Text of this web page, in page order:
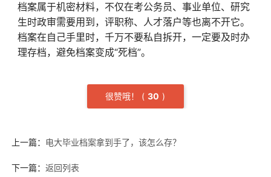
档案属于机密材料，不仅在考公务员、事业单位、研究
生时政审需要用到，评职称、人才落户等也离不开它。
档案在自己手里时，千万不要私自拆开，一定要及时办
理存档，避免档案变成“死档”。
很赞哦！ ( 30 )
上一篇： 电大毕业档案拿到手了，该怎么存？
下一篇： 返回列表